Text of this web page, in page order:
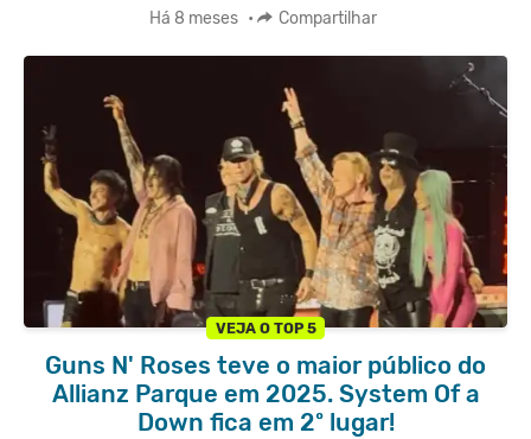
Há 8 meses • Compartilhar
VEJA O TOP 5
Guns N' Roses teve o maior público do
Allianz Parque em 2025. System Of a
Down fica em 2º lugar!